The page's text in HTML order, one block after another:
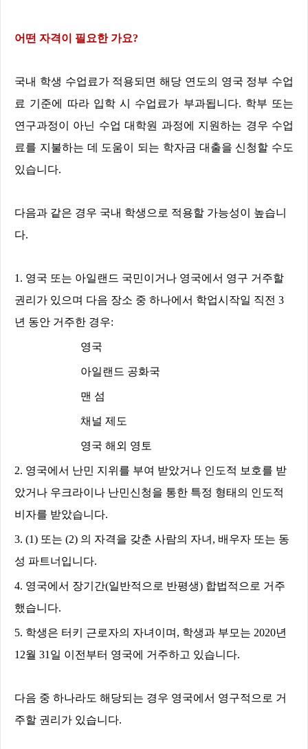
어떤 자격이 필요한 가요?
국내 학생 수업료가 적용되면 해당 연도의 영국 정부 수업
료 기준에 따라 입학 시 수업료가 부과됩니다. 학부 또는
연구과정이 아닌 수업 대학원 과정에 지원하는 경우 수업
료를 지불하는 데 도움이 되는 학자금 대출을 신청할 수도
있습니다.
다음과 같은 경우 국내 학생으로 적용할 가능성이 높습니
다.
1. 영국 또는 아일랜드 국민이거나 영국에서 영구 거주할
권리가 있으며 다음 장소 중 하나에서 학업시작일 직전 3
년 동안 거주한 경우:
영국
아일랜드 공화국
맨 섬
채널 제도
영국 해외 영토
2. 영국에서 난민 지위를 부여 받았거나 인도적 보호를 받
았거나 우크라이나 난민신청을 통한 특정 형태의 인도적
비자를 받았습니다.
3. (1) 또는 (2) 의 자격을 갖춘 사람의 자녀 , 배우자 또는 동
성 파트너입니다.
4. 영국에서 장기간(일반적으로 반평생) 합법적으로 거주
했습니다.
5. 학생은 터키 근로자의 자녀이며 , 학생과 부모는 2020년
12월 31 일 이전부터 영국에 거주하고 있습니다.
다음 중 하나라도 해당되는 경우 영국에서 영구적으로 거
주할 권리가 있습니다.